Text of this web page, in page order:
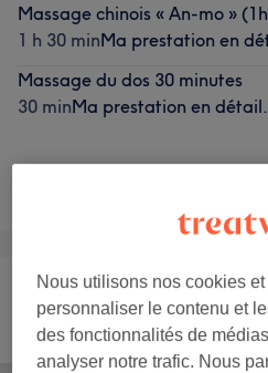
Massage chinois « An-mo »
1 h 30 minMa prestation en
Massage du dos 30 minutes
30 minMa prestation en
Tout
Manucure et
Beauté des
Nous utilisons nos cookies
personnaliser le contenu et
des fonctionnalités de
analyser notre trafic. Nous